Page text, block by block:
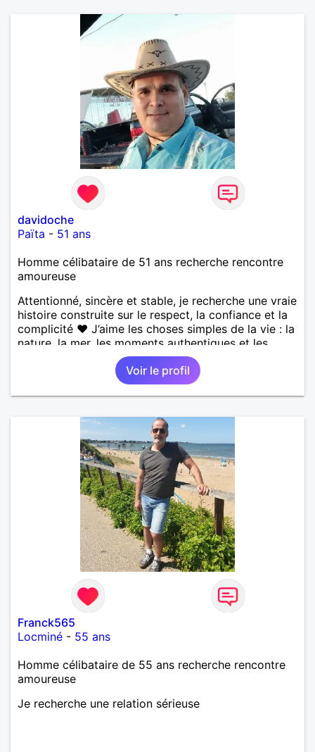
davidoche
Païta - 51 ans
Homme célibataire de 51 ans recherche rencontre
amoureuse
Attentionné, sincère et stable, je recherche une vraie
histoire construite sur le respect, la confiance et la
complicité ❤️ J’aime les choses simples de la vie : la
nature, la mer, les moments authentiques et les
personnes au grand cœur 🌊🌿 Très câlin et
affectueux, j’adore les petits moments de tendresse
et les calinous réguliers 😊❤️ La solitude finit parfois
par peser, alors si tu es en Nouvelle-Calédonie et
temps de discuter… et laissons l’avenir nous guider
Voir le profil
Franck565
Locminé - 55 ans
Homme célibataire de 55 ans recherche rencontre
amoureuse
Je recherche une relation sérieuse